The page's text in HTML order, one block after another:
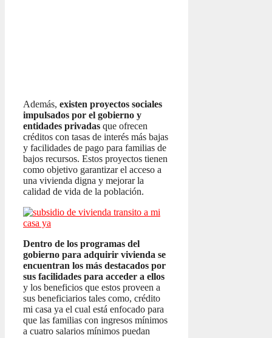
Además, existen proyectos sociales
impulsados por el gobierno y
entidades privadas que ofrecen
créditos con tasas de interés más bajas
y facilidades de pago para familias de
bajos recursos. Estos proyectos tienen
como objetivo garantizar el acceso a
una vivienda digna y mejorar la
calidad de vida de la población.
Dentro de los programas del
gobierno para adquirir vivienda se
encuentran los más destacados por
sus facilidades para acceder a ellos
y los beneficios que estos proveen a
sus beneficiarios tales como, crédito
mi casa ya el cual está enfocado para
que las familias con ingresos mínimos
a cuatro salarios mínimos puedan